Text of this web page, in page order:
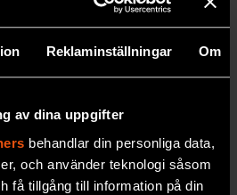
Reklaminställningar Om
av dina uppgifter
behandlar din personliga data,
och använder teknologi såsom
få tillgång till information på din
Se alla utgåvor